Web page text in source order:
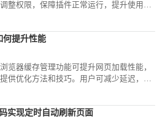
整权限，保障插件正常运行，提升使用安
何提升性能
览器缓存管理功能可提升网页加载性能，
供优化方法和技巧。用户可减少延迟，实
实现定时自动刷新页面